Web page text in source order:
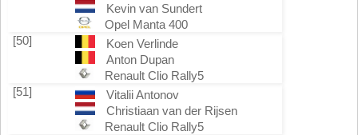
Kevin van Sundert
Opel Manta 400
[50]
Koen Verlinde
Anton Dupan
Renault Clio Rally5
[51]
Vitalii Antonov
Christiaan van der Rijsen
Renault Clio Rally5